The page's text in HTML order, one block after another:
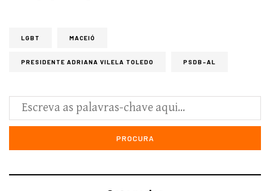
LGBT MACEIÓ
PRESIDENTE ADRIANA VILELA TOLEDO PSDB-AL